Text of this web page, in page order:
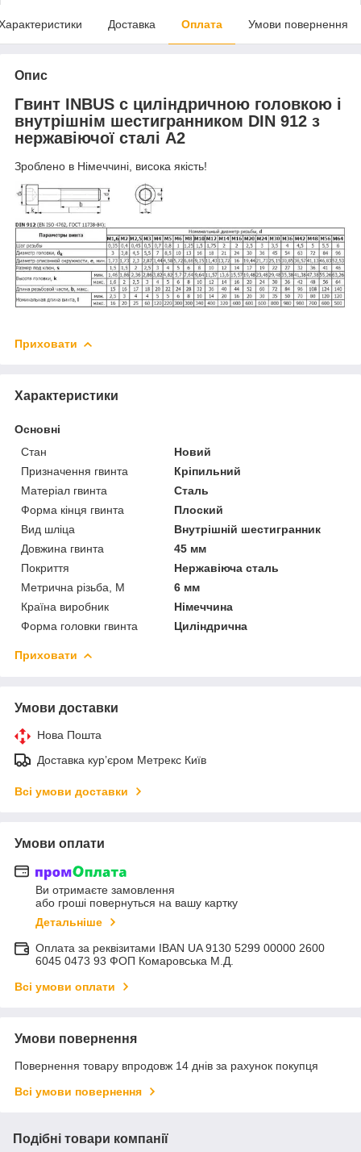
Доставка Оплата Умови повернення
Опис
Гвинт INBUS c циліндричною головкою і
внутрішнім шестигранником DIN 912 з
нержавіючої сталі А2
Зроблено в Німеччині, висока якість!
Приховати
Характеристики
Основні
Стан
Новий
Призначення гвинта
Кріпильний
Матеріал гвинта
Сталь
Форма кінця гвинта
Плоский
Вид шліца
Внутрішній шестигранник
Довжина гвинта
45 мм
Покриття
Нержавіюча сталь
Метрична різьба, М
6 мм
Країна виробник
Німеччина
Форма головки гвинта
Циліндрична
Приховати
Умови доставки
Нова Пошта
Доставка курʼєром Метрекс Київ
Всі умови доставки
Умови оплати
Ви отримаєте замовлення
або гроші повернуться на вашу картку
Детальніше
Оплата за реквізитами IBAN UA 9130 5299 00000 2600
6045 0473 93 ФОП Комаровська М.Д.
Всі умови оплати
Умови повернення
Повернення товару впродовж 14 днів за рахунок покупця
Всі умови повернення
Подібні товари компанії